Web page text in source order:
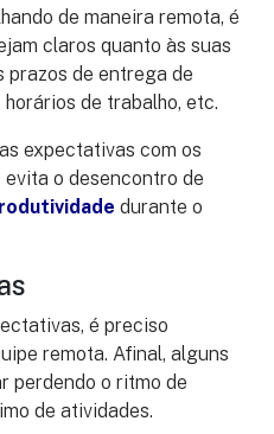
de maneira remota, é
claros quanto às suas
prazos de entrega de
de trabalho, etc.
expectativas com os
o desencontro de
durante o
é preciso
remota. Afinal, alguns
perdendo o ritmo de
de atividades.